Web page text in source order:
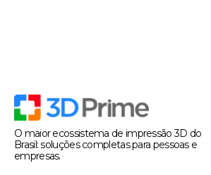
O maior ecossistema de impressão 3D do
Brasil: soluções completas para pessoas e
empresas.